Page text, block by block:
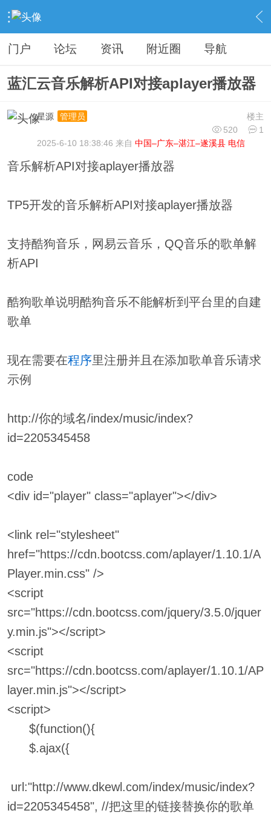
› 分类信息 › 源码模板 › 内容
门户 论坛 资讯 附近圈 导航
蓝汇云音乐解析API对接aplayer播放器
楼主
星源
管理员
520
1
2025-6-10 18:38:46 来自 中国–广东–湛江–遂溪县 电信
音乐解析API对接aplayer播放器
TP5开发的音乐解析API对接aplayer播放器
支持酷狗音乐，网易云音乐，QQ音乐的歌单解
析API
酷狗歌单说明酷狗音乐不能解析到平台里的自建
歌单
现在需要在程序里注册并且在添加歌单音乐请求
示例
http://你的域名/index/music/index?
id=2205345458
code
<div id="player" class="aplayer"></div>
<link rel="stylesheet"
href="https://cdn.bootcss.com/aplayer/1.10.1/A
Player.min.css" />
<script
src="https://cdn.bootcss.com/jquery/3.5.0/jquer
y.min.js"></script>
<script
src="https://cdn.bootcss.com/aplayer/1.10.1/AP
layer.min.js"></script>
<script>
$(function(){
$.ajax({
url:"http://www.dkewl.com/index/music/index?
id=2205345458", //把这里的链接替换你的歌单